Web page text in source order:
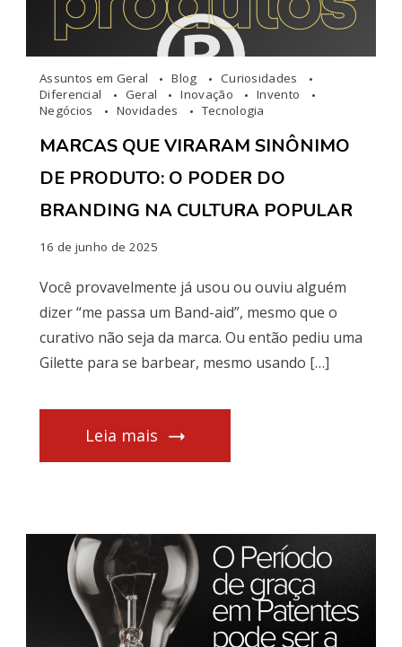
Assuntos em Geral Blog
Curiosidades
Diferencial
Geral Inovação
Invento
Negócios
Novidades Tecnologia
MARCAS QUE VIRARAM SINÔNIMO
DE PRODUTO: O PODER DO
BRANDING NA CULTURA POPULAR
16 de junho de 2025
Você provavelmente já usou ou ouviu alguém
dizer “me passa um Band-aid”, mesmo que o
curativo não seja da marca. Ou então pediu uma
Gilette para se barbear, mesmo usando […]
Leia mais